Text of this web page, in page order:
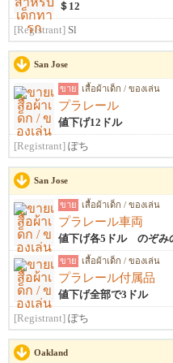
＄12
[Registrant] Sl
San Jose
ขาย เสื้อผ้าเด็ก / ของเล่น
プラレール
値下げ12ドル
[Registrant] ぽち
San Jose
ขาย เสื้อผ้าเด็ก / ของเล่น
プラレール車両
値下げ各5ドル のぞみ
ขาย เสื้อผ้าเด็ก / ของเล่น
プラレール付属品
値下げ全部で3ドル
[Registrant] ぽち
Oakland